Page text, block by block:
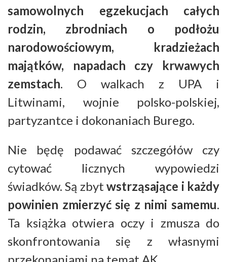
samowolnych egzekucjach całych
rodzin, zbrodniach o podłożu
narodowościowym, kradzieżach
majątków, napadach czy krwawych
zemstach. O walkach z UPA i
Litwinami, wojnie polsko-polskiej,
partyzantce i dokonaniach Burego.
Nie będę podawać szczegółów czy
cytować licznych wypowiedzi
świadków. Są zbytwstrząsające i każdy
powinien zmierzyć się z nimi samemu.
Ta książka otwiera oczy i zmusza do
skonfrontowania się z własnymi